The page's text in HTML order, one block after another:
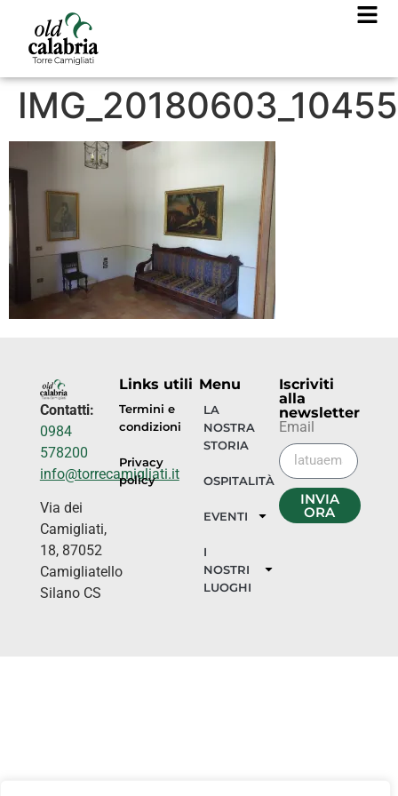
Contatti:
0984
578200
info@torrecamigliati.it
Via dei
Camigliati,
18, 87052
Camigliatello
Silano CS
Links utili
Termini e
condizioni
Privacy
policy
Menu
LA
NOSTRA
STORIA
OSPITALITÀ
EVENTI
I
NOSTRI
LUOGHI
Iscriviti
alla
newsletter
Email
INVIA
ORA